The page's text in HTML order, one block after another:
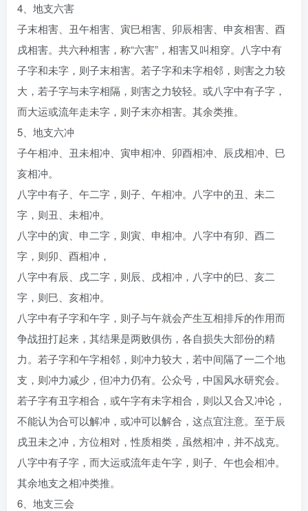
4、地支六害
子末相害、丑午相害、寅巳相害、卯辰相害、申亥相害、酉
戌相害。共六种相害，称“六害”，相害又叫相穿。八字中有
子字和未字，则子末相害。若子字和未字相邻，则害之力较
大，若子字与未字相隔，则害之力较轻。或八字中有子字，
而大运或流年走未字，则子末亦相害。其余类推。
5、地支六冲
子午相冲、丑未相冲、寅申相冲、卯酉相冲、辰戌相冲、巳
亥相冲。
八字中有子、午二字，则子、午相冲。八字中的丑、未二
字，则丑、未相冲。
八字中的寅、申二字，则寅、申相冲。八字中有卯、酉二
字，则卯、酉相冲，
八字中有辰、戌二字，则辰、戌相冲，八字中的巳、亥二
字，则巳、亥相冲。
八字中有子字和午字，则子与午就会产生互相排斥的作用而
争战扭打起来，其结果是两败俱伤，各自损失大部份的精
力。若子字和午字相邻，则冲力较大，若中间隔了一二个地
支，则冲力减少，但冲力仍有。公众号，中国风水研究会。
若子字有丑字相合，或午字有未字相合，则以又合又冲论，
不能认为合可以解冲，或冲可以解合，这点宜注意。至于辰
戌丑未之冲，方位相对，性质相类，虽然相冲，并不战克。
八字中有子字，而大运或流年走午字，则子、午也会相冲。
其余地支之相冲类推。
6、地支三会